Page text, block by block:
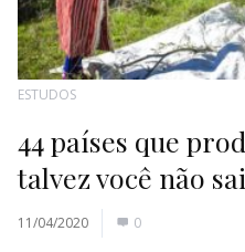
ESTUDOS
44 países que
talvez você não
11/04/2020 0